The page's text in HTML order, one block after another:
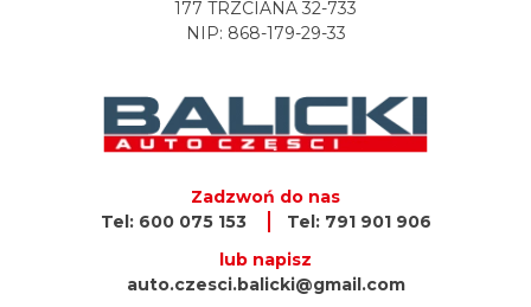
177 TRZCIANA 32-733
NIP: 868-179-29-33
Zadzwoń do nas
Tel: 600 075 153
Tel: 791 901 906
lub napisz
auto.czesci.balicki@gmail.com